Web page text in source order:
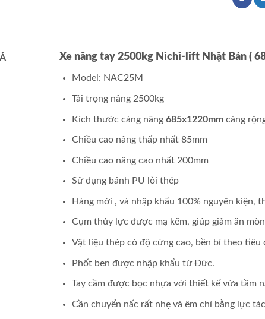
Xe nâng tay 2500kg Nichi-lift Nhật Bản (
Model: NAC25M
Tải trọng nâng 2500kg
Kích thước càng nâng 685x1220mmcàng
Chiều cao nâng thấp nhất 85mm
Chiều cao nâng cao nhất 200mm
Sử dụng bánh PU lỗi thép
Hàng mới , và nhập khẩu 100% nguyên kiện,
Cụm thủy lực được mạ kẽm, giúp giảm ăn
Vật liệu thép có độ cứng cao, bền bỉ theo tiêu
Phốt ben được nhập khẩu từ Đức.
Tay cầm được bọc nhựa với thiết kế vừa tầm
Cần chuyển nấc rất nhẹ và êm chỉ bằng lực